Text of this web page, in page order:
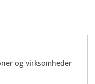
og virksomheder